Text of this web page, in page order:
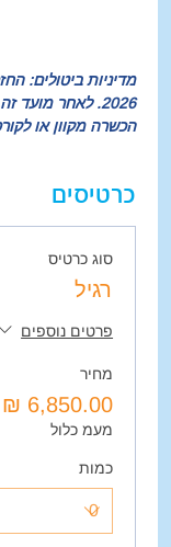
2026. לאחר
הכשרה מקוון או
כרטיסים
סוג כרטיס
רגיל
פרטים נוספים
מחיר
מעמ כלול
כמות